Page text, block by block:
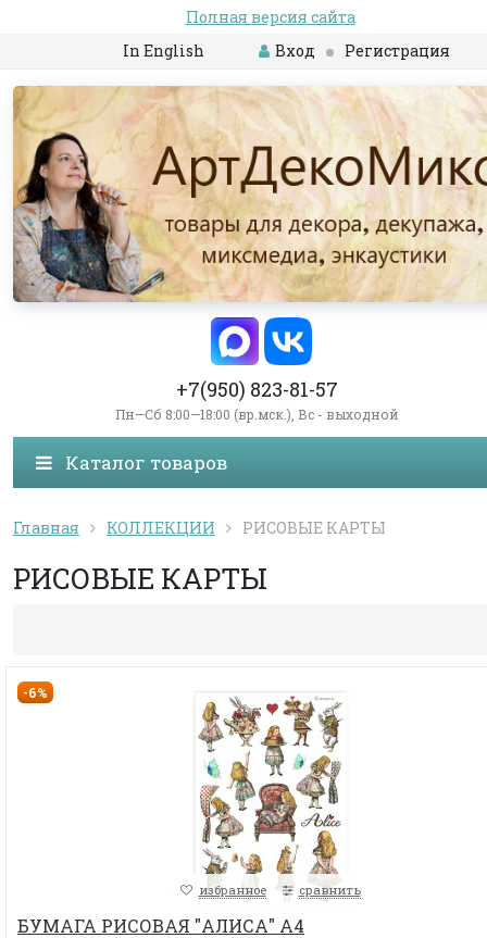
Полная версия сайта
In English
Вход Регистрация
+7(950) 823-81-57
Пн—Сб 8:00—18:00 (вр.мск.), Вс - выходной
Каталог товаров
Главная КОЛЛЕКЦИИ РИСОВЫЕ КАРТЫ
РИСОВЫЕ КАРТЫ
-6%
избранное сравнить
БУМАГА РИСОВАЯ "АЛИСА" А4